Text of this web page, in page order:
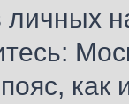
как